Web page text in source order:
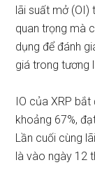
lãi suất mở (OI)
quan trọng mà
dụng để đánh
giá trong tương
IO của XRP
khoảng 67%,
Lần cuối cùng
là vào ngày 12